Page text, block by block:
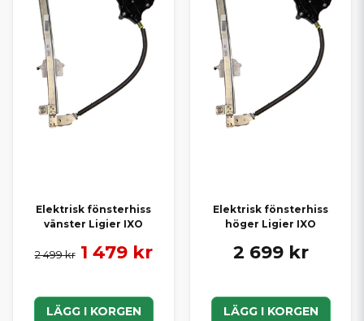
Elektrisk fönsterhiss
vänster Ligier IXO
2 499 kr 1 479 kr
LÄGG I KORGEN
Elektrisk fönsterhiss
höger Ligier IXO
2 699 kr
LÄGG I KORGEN